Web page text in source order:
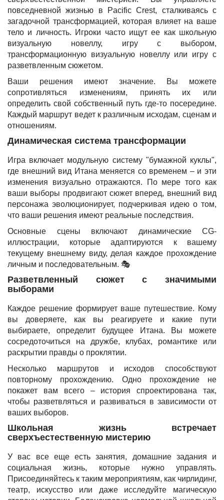
повседневной жизнью в Pacific Crest, сталкиваясь с
загадочной трансформацией, которая влияет на ваше
тело и личность. Игроки часто ищут ее как школьную
визуальную новеллу, игру с выбором,
трансформационную визуальную новеллу или игру с
разветвленным сюжетом.
Ваши решения имеют значение. Вы можете
сопротивляться изменениям, принять их или
определить свой собственный путь где-то посередине.
Каждый маршрут ведет к различным исходам, сценам и
отношениям.
Динамическая система трансформации
Игра включает модульную систему "бумажной куклы",
где внешний вид Итана меняется со временем – и эти
изменения визуально отражаются. По мере того как
ваши выборы продвигают сюжет вперед, внешний вид
персонажа эволюционирует, подчеркивая идею о том,
что ваши решения имеют реальные последствия.
Основные сцены включают динамические CG-
иллюстрации, которые адаптируются к вашему
текущему внешнему виду, делая каждое прохождение
личным и последовательным. 🎭
Разветвленный сюжет с значимыми
выборами
Каждое решение формирует ваше путешествие. Кому
вы доверяете, как вы реагируете и какие пути
выбираете, определит будущее Итана. Вы можете
сосредоточиться на дружбе, клубах, романтике или
раскрытии правды о проклятии.
Несколько маршрутов и исходов способствуют
повторному прохождению. Одно прохождение не
покажет вам всего – история спроектирована так,
чтобы разветвляться и развиваться в зависимости от
ваших выборов.
Школьная жизнь встречает
сверхъестественную мистерию
У вас все еще есть занятия, домашние задания и
социальная жизнь, которые нужно управлять.
Присоединяйтесь к таким мероприятиям, как чирлидинг,
театр, искусство или даже исследуйте магическую